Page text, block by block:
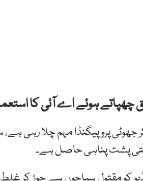
ہوئے اے آئی کا
پروپیگنڈا مہم چلا رہی ہے،
پشت پناہی حاصل ہے۔